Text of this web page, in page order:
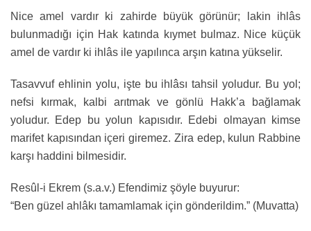
Nice amel vardır ki zahirde büyük görünür; lakin ihlâs
bulunmadığı için Hak katında kıymet bulmaz. Nice küçük
amel de vardır ki ihlâs ile yapılınca arşın katına yükselir.
Tasavvuf ehlinin yolu, işte bu ihlâsı tahsil yoludur. Bu yol;
nefsi kırmak, kalbi arıtmak ve gönlü Hakk’a bağlamak
yoludur. Edep bu yolun kapısıdır. Edebi olmayan kimse
marifet kapısından içeri giremez. Zira edep, kulun Rabbine
karşı haddini bilmesidir.
Resûl-i Ekrem (s.a.v.) Efendimiz şöyle buyurur:
“Ben güzel ahlâkı tamamlamak için gönderildim.” (Muvatta)